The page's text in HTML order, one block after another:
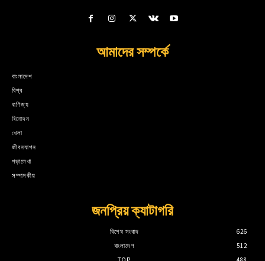
আমাদের সম্পর্কে
বাংলাদেশ
বিশ্ব
বাণিজ্য
বিনোদন
খেলা
জীবনযাপন
পড়ালেখা
সম্পাদকীয়
জনপ্রিয় ক্যাটাগরি
বিশেষ সংবাদ
626
বাংলাদেশ
512